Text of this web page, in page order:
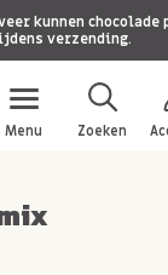
kunnen
verzending.
Menu Zoeken